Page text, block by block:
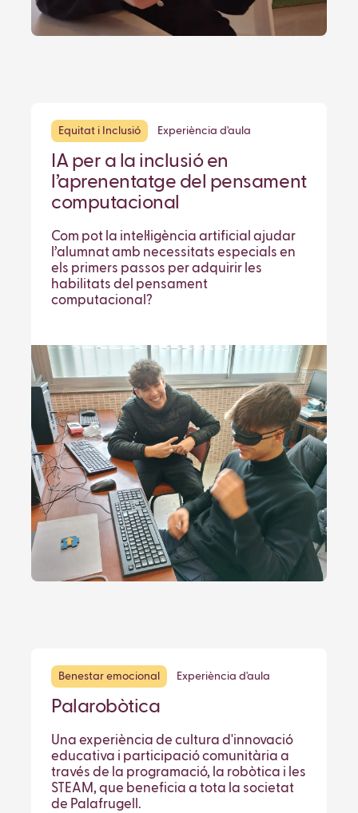
Equitat i Inclusió Experiència d'aula
IA per a la inclusió en
l’aprenentatge del pensament
computacional
Com pot la intel·ligència artificial ajudar
l’alumnat amb necessitats especials en
els primers passos per adquirir les
habilitats del pensament
computacional?
Benestar emocional Experiència d'aula
Palarobòtica
Una experiència de cultura d'innovació
educativa i participació comunitària a
través de la programació, la robòtica i les
STEAM, que beneficia a tota la societat
de Palafrugell.